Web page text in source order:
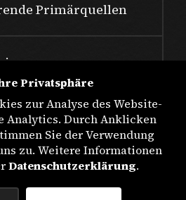
Primärquellen
Privatsphäre
zur Analyse des Website-
Analytics. Durch Anklicken
Sie der Verwendung
zu. Weitere Informationen
Datenschutzerklärung.